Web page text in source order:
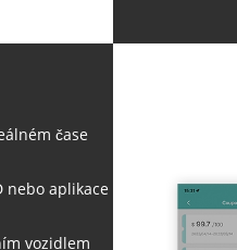
čase
nebo aplikace
vozidlem